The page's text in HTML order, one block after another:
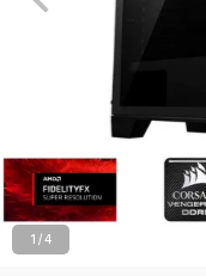
2 / 4